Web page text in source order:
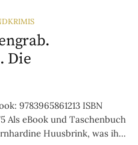
Die
9783965861213 ISBN
Als eBook und Taschenbuch
Huusbrink, was ih...